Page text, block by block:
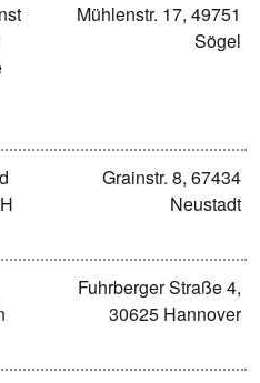
Mühlenstr. 17, 49751
Sögel
Grainstr. 8, 67434
Neustadt
Fuhrberger Straße 4,
30625 Hannover